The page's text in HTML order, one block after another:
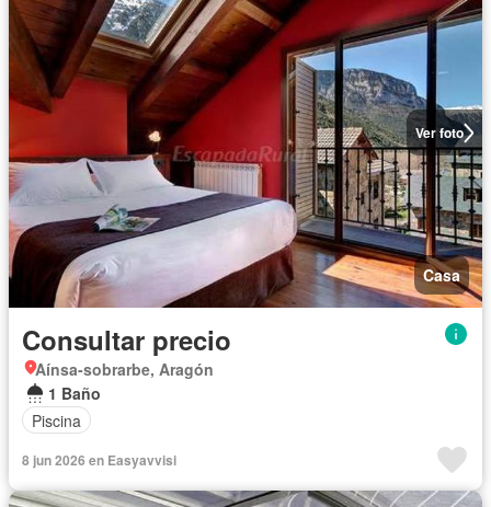
Ver foto
Casa
Consultar precio
Aínsa-sobrarbe, Aragón
1 Baño
Piscina
8 jun 2026 en Easyavvisi